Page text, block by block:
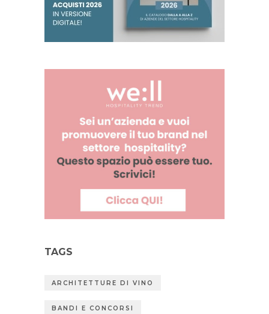
TAGS
ARCHITETTURE DI VINO
BANDI E CONCORSI